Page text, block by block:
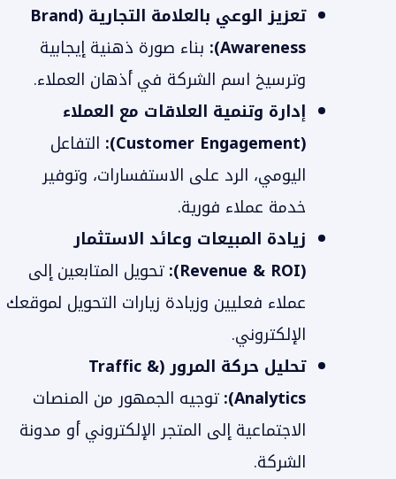
تعزيز الوعي بالعلامة التجارية (Brand
Awareness): بناء صورة ذهنية إيجابية
وترسيخ اسم الشركة في أذهان العملاء.
إدارة وتنمية العلاقات مع العملاء
(Customer Engagement):
التفاعل
اليومي، الرد على الاستفسارات، وتوفير
خدمة عملاء فورية.
زيادة المبيعات وعائد الاستثمار
(Revenue & ROI):
تحويل المتابعين إلى
عملاء فعليين وزيادة زيارات التحويل لموقعك
الإلكتروني.
تحليل حركة المرور (Traffic &
Analytics): توجيه الجمهور من المنصات
الاجتماعية إلى المتجر الإلكتروني أو مدونة
الشركة.